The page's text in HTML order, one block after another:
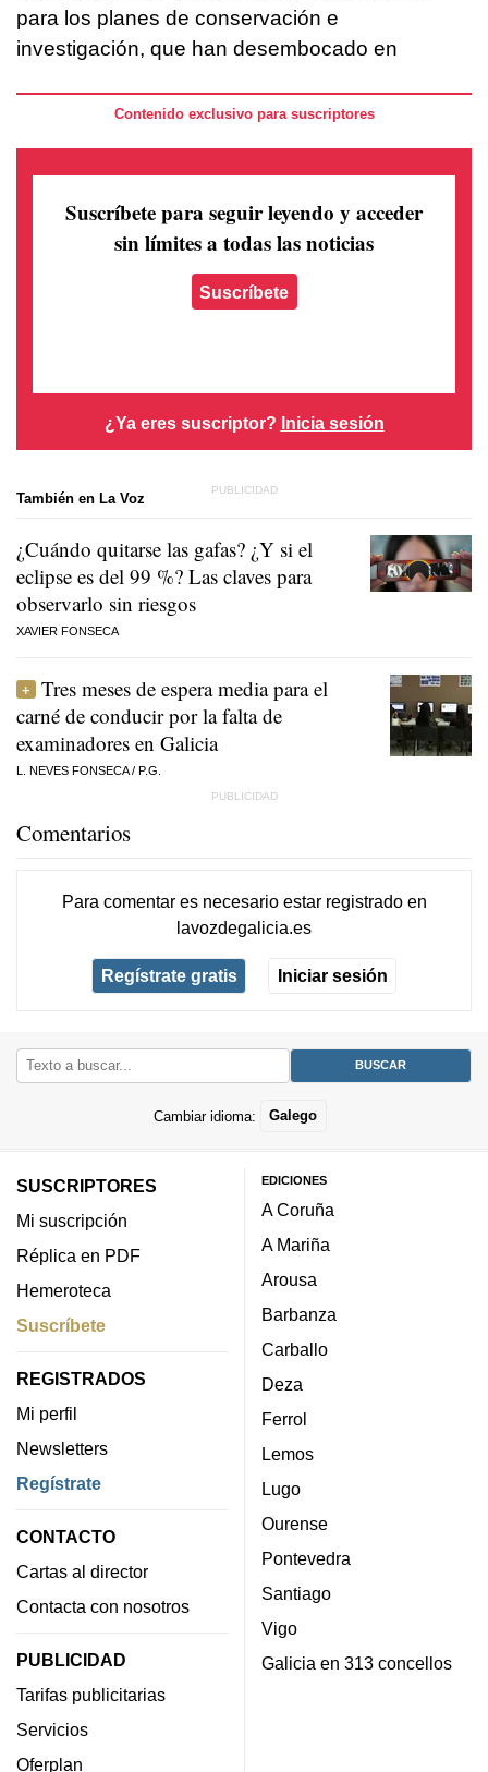
para los planes de conservación e
investigación, que han desembocado en
Contenido exclusivo para suscriptores
Suscríbete para seguir leyendo y acceder
sin límites a todas las noticias
Suscríbete
¿Ya eres suscriptor? Inicia sesión
También en La Voz
¿Cuándo quitarse las gafas? ¿Y si el
eclipse es del 99 %? Las claves para
observarlo sin riesgos
XAVIER FONSECA
Tres meses de espera media para el
carné de conducir por la falta de
examinadores en Galicia
L. NEVES FONSECA/ P.G.
Comentarios
Para comentar es necesario estar registradoen
lavozdegalicia.es
Regístrate gratis Iniciar sesión
Cambiar idioma: Galego
SUSCRIPTORES
Mi suscripción
Réplica en PDF
Hemeroteca
Suscríbete
REGISTRADOS
Mi perfil
Newsletters
Regístrate
CONTACTO
Cartas al director
Contacta con nosotros
PUBLICIDAD
Tarifas publicitarias
Servicios
Oferplan
EDICIONES
A Coruña
A Mariña
Arousa
Barbanza
Carballo
Deza
Ferrol
Lemos
Lugo
Ourense
Pontevedra
Santiago
Vigo
Galicia en 313 concellos